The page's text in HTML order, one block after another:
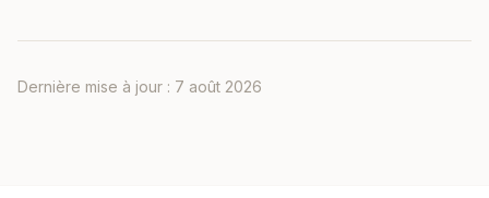
Dernière mise à jour : 7 août 2026